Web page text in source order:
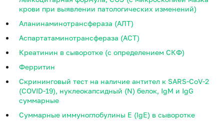
крови при выявлении патологических изменений)
Аланинаминотрансфераза (АЛТ)
Аспартатаминотрансфераза (АСТ)
Креатинин в сыворотке (с определением СКФ)
Ферритин
Скрининговый тест на наличие антител к SARS-CoV-2
(COVID-19), нуклеокапсидный (N) белок, IgM и IgG
суммарные
Суммарные иммуноглобулины E (IgE) в сыворотке